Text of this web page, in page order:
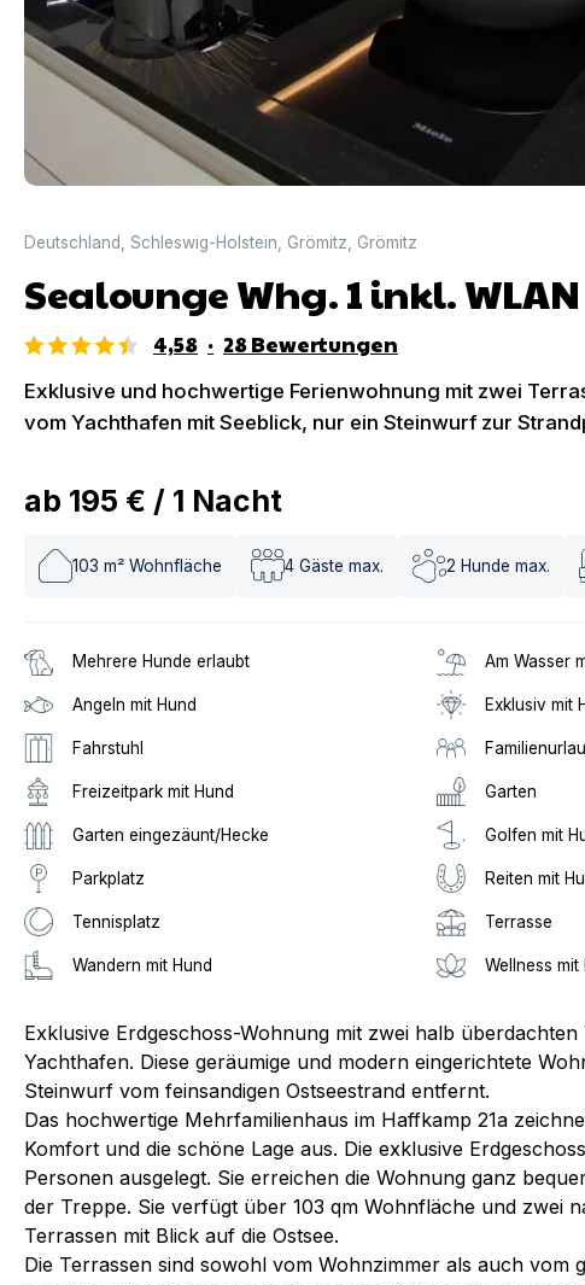
Deutschland Schleswig-Holstein Grömitz Grömitz
Sealounge Whg. 1 inkl. WLAN
4,58 · 28Bewertungen
Exklusive und hochwertige Ferienwohnung mit zwei
vom Yachthafen mit Seeblick, nur ein Steinwurf zur
ab 195 € / 1 Nacht
103 m² Wohnfläche 4 Gäste max. 2 Hunde max.
Mehrere Hunde erlaubt Am Wasser
Angeln mit Hund Exklusiv mit
Fahrstuhl
Freizeitpark mit Hund Garten
Garten eingezäunt/Hecke Golfen mit
Parkplatz Reiten mit
Tennisplatz Terrasse
Wandern mit Hund Wellness mit
Exklusive Erdgeschoss-Wohnung mit zwei halb
Yachthafen. Diese geräumige und modern eingerichtete
Steinwurf vom feinsandigen Ostseestrand entfernt.
Das hochwertige Mehrfamilienhaus im Haffkamp 21a
Komfort und die schöne Lage aus. Die exklusive
Personen ausgelegt. Sie erreichen die Wohnung ganz
der Treppe. Sie verfügt über 103 qm Wohnfläche und zwei
Terrassen mit Blick auf die Ostsee.
Die Terrassen sind sowohl vom Wohnzimmer als auch vom